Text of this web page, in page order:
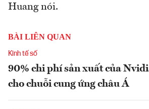
Huang nói.
BÀI LIÊN QUAN
Kinh tế số
90% chi phí sản xuất của
cho chuỗi cung ứng châu Á